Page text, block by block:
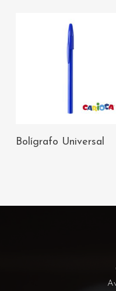
AÑADIR AL
Bolígrafo Universal